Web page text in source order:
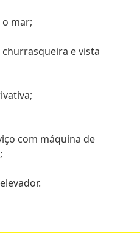
mar;
churrasqueira e vista
com máquina de